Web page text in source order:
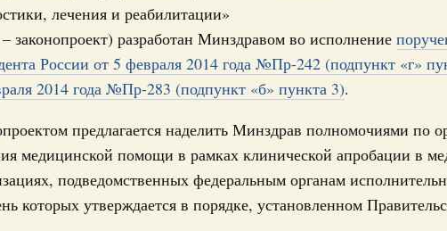
лечения и реабилитации»
законопроект) разработан Минздравом во исполнение
России от 5 февраля 2014 года №Пр-242 (подпункт «г»
2014 года №Пр-283 (подпункт «б» пункта 3).
предлагается наделить Минздрав полномочиями по
медицинской помощи в рамках клинической апробации в
подведомственных федеральным органам
которых утверждается в порядке, установленном
Правительства 28 мая 2026 года
23 мая, суббота
Правительства 21 мая 2026 года
16 мая, суббота
Правительства 14 мая 2026 года
31
Для